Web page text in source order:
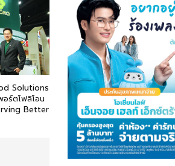
Solutions
ร์ตโฟลิโอน
Better